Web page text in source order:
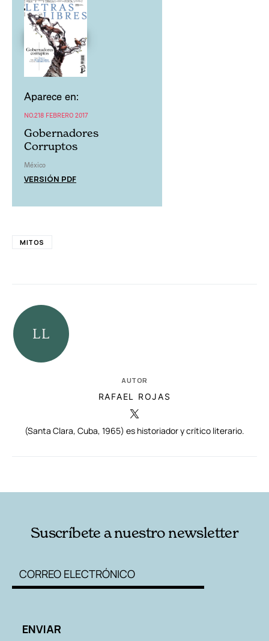
Aparece en:
NO.218 FEBRERO 2017
Gobernadores
Corruptos
México
VERSIÓN PDF
MITOS
AUTOR
RAFAEL ROJAS
(Santa Clara, Cuba, 1965) es historiador y crítico literario.
Suscríbete a nuestro newsletter